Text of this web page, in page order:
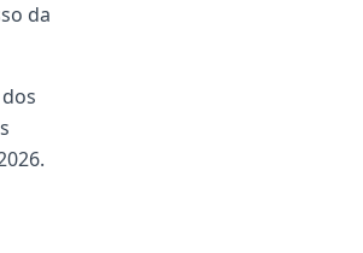
da